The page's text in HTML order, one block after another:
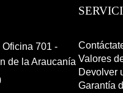
701 -
de la Araucanía Valores
Devolver
Garantía